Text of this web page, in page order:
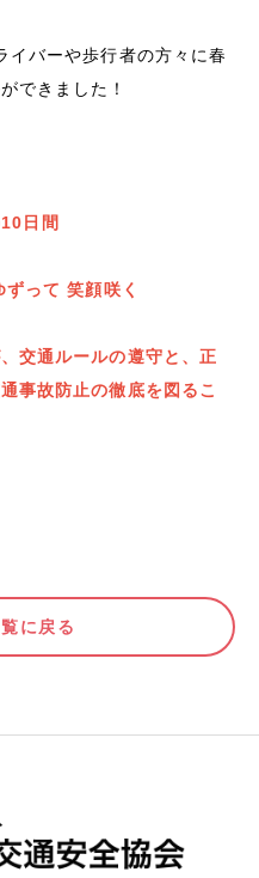
イバーや歩行者の方々に春
できました！
日間
って 笑顔咲く
交通ルールの遵守と、正
事故防止の徹底を図るこ
に戻る